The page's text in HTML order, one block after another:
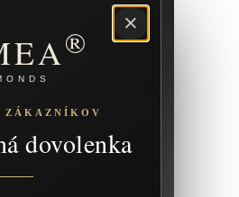
×
®
ZÁKAZNÍKOV
dovolenka